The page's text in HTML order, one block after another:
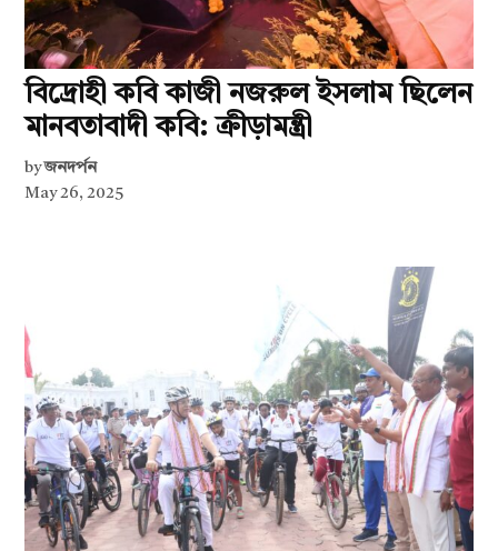
বিদ্রোহী কবি কাজী নজরুল ইসলাম ছিলেন
মানবতাবাদী কবি: ক্রীড়ামন্ত্রী
by জনদর্পন
May 26, 2025